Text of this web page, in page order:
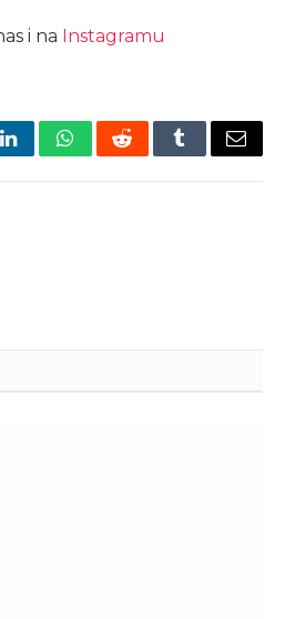
i na Instagramu
LinkedInWhatsAppRedditTumblrEmail